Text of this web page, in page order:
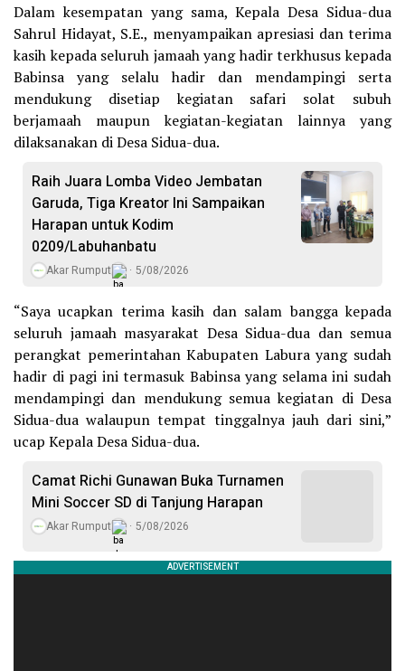
Dalam kesempatan yang sama, Kepala Desa Sidua-dua
Sahrul Hidayat, S.E., menyampaikan apresiasi dan terima
kasih kepada seluruh jamaah yang hadir terkhusus kepada
Babinsa yang selalu hadir dan mendampingi serta
mendukung disetiap kegiatan safari solat subuh
berjamaah maupun kegiatan-kegiatan lainnya yang
dilaksanakan di Desa Sidua-dua.
Raih Juara Lomba Video Jembatan
Garuda, Tiga Kreator Ini Sampaikan
Harapan untuk Kodim
0209/Labuhanbatu
Akar Rumput 5/08/2026
“Saya ucapkan terima kasih dan salam bangga kepada
seluruh jamaah masyarakat Desa Sidua-dua dan semua
perangkat pemerintahan Kabupaten Labura yang sudah
hadir di pagi ini termasuk Babinsa yang selama ini sudah
mendampingi dan mendukung semua kegiatan di Desa
Sidua-dua walaupun tempat tinggalnya jauh dari sini,”
ucap Kepala Desa Sidua-dua.
Camat Richi Gunawan Buka Turnamen
Mini Soccer SD di Tanjung Harapan
Akar Rumput 5/08/2026